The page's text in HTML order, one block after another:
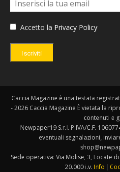
Accetto la Privacy Policy
Iscriviti
Caccia Magazine è una testata
- 2026 Caccia Magazine È vietata la
contenuti e
Newpaper19 S.r.l. P.IVA/C.F.
eventuali segnalazioni,
Sede operativa: Via Molise, 3, Locate di
20.000 i.v. Info |